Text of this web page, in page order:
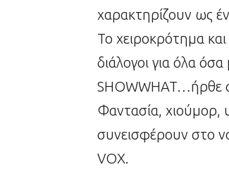
χαρακτηρίζουν ως
Το χειροκρότημα
διάλογοι για όλα
SHOWWHAT…ήρθε
Φαντασία, χιούμορ,
συνεισφέρουν στο
VΟΧ.